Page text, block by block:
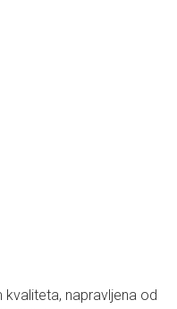
napravljena od